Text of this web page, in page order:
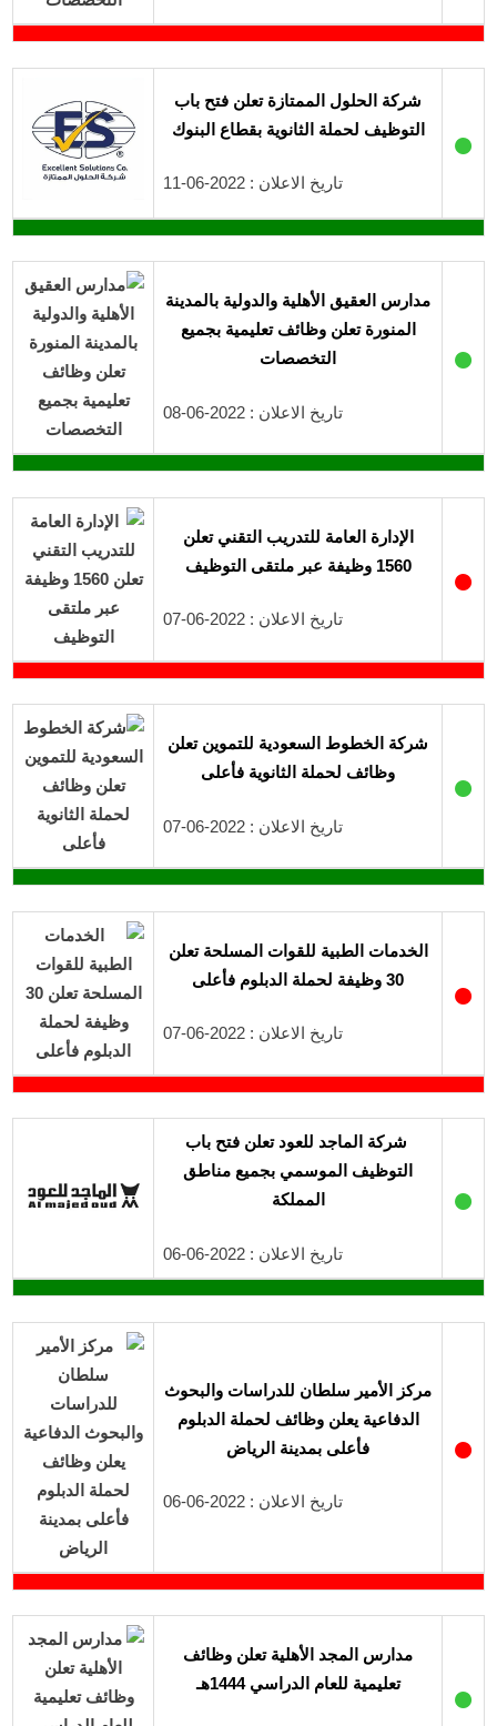
●
شركة الحلول الممتازة تعلن فتح باب
التوظيف لحملة الثانوية بقطاع البنوك
تاريخ الاعلان : 2022-06-11
●
مدارس العقيق الأهلية والدولية بالمدينة
المنورة تعلن وظائف تعليمية بجميع
التخصصات
تاريخ الاعلان : 2022-06-08
●
الإدارة العامة للتدريب التقني تعلن
1560 وظيفة عبر ملتقى التوظيف
تاريخ الاعلان : 2022-06-07
●
شركة الخطوط السعودية للتموين تعلن
وظائف لحملة الثانوية فأعلى
تاريخ الاعلان : 2022-06-07
●
الخدمات الطبية للقوات المسلحة تعلن
30 وظيفة لحملة الدبلوم فأعلى
تاريخ الاعلان : 2022-06-07
●
شركة الماجد للعود تعلن فتح باب
التوظيف الموسمي بجميع مناطق
المملكة
تاريخ الاعلان : 2022-06-06
●
مركز الأمير سلطان للدراسات والبحوث
الدفاعية يعلن وظائف لحملة الدبلوم
فأعلى بمدينة الرياض
تاريخ الاعلان : 2022-06-06
●
مدارس المجد الأهلية تعلن وظائف
تعليمية للعام الدراسي 1444هـ